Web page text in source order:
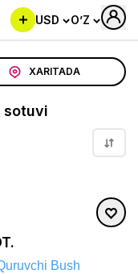
USD O’Z
XARITADA
sotuvi
Bush